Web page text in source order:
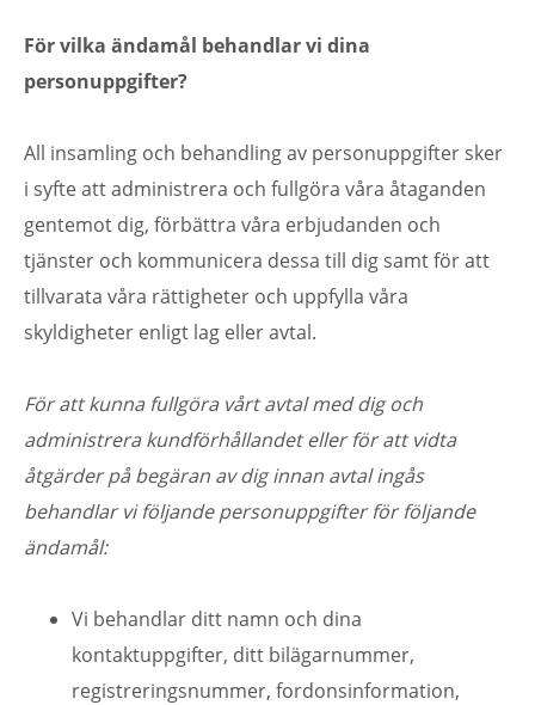
För vilka ändamål behandlar vi dina
personuppgifter?
All insamling och behandling av personuppgifter sker
i syfte att administrera och fullgöra våra åtaganden
gentemot dig, förbättra våra erbjudanden och
tjänster och kommunicera dessa till dig samt för att
tillvarata våra rättigheter och uppfylla våra
skyldigheter enligt lag eller avtal.
För att kunna fullgöra vårt avtal med dig och
administrera kundförhållandet eller för att vidta
åtgärder på begäran av dig innan avtal ingås
behandlar vi följande personuppgifter för följande
ändamål:
Vi behandlar ditt namn och dina
kontaktuppgifter, ditt bilägarnummer,
registreringsnummer, fordonsinformation,